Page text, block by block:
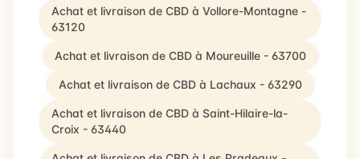
Achat et livraison de CBD à Vollore-Montagne -
63120
Achat et livraison de CBD à Moureuille - 63700
Achat et livraison de CBD à Lachaux - 63290
Achat et livraison de CBD à Saint-Hilaire-la-
Croix - 63440